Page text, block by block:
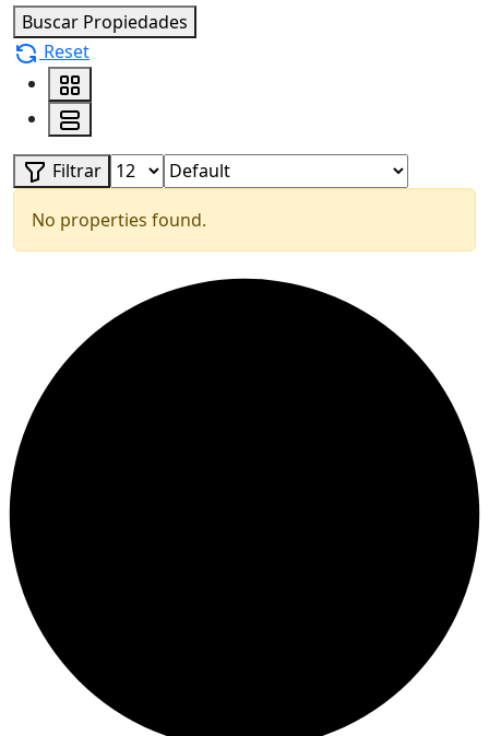
Buscar Propiedades
Reset
Filtrar
No properties found.